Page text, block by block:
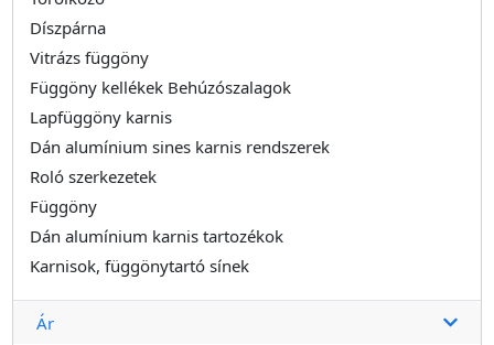
Díszpárna
Vitrázs függöny
Függöny kellékek Behúzószalagok
Lapfüggöny karnis
Dán alumínium sines karnis rendszerek
Roló szerkezetek
Függöny
Dán alumínium karnis tartozékok
Karnisok, függönytartó sínek
Ár